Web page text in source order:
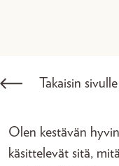
Takaisin
Olen kestävän
käsittelevät sitä,